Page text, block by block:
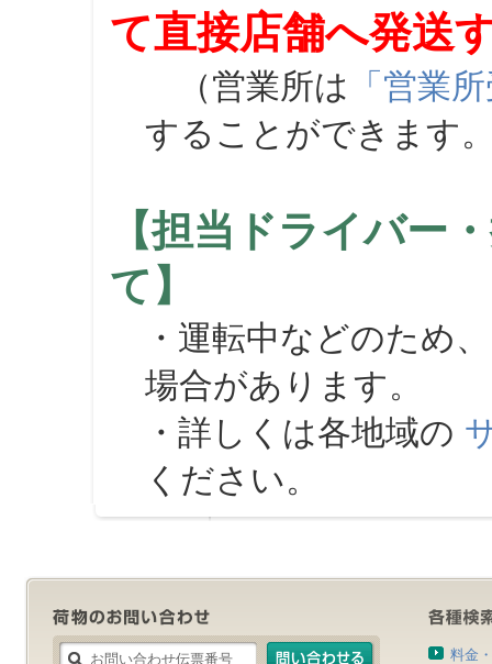
て直接店舗へ発送
（営業所は 「営業
することができます
【担当ドライバー
て】
・運転中などのため
場合があります。
・詳しくは各地域の
ください。
料金